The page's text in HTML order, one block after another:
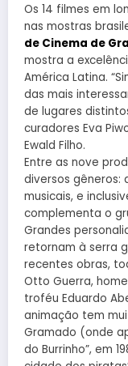
Os 14 filmes em
nas mostras
de Cinema de
mostra a
América Latina.
das mais
de lugares
curadores Eva
Ewald Filho.
Entre as nove
diversos gêneros:
musicais, e
complementa o
Grandes
retornam à serra
recentes obras,
Otto Guerra,
troféu Eduardo
animação tem
Gramado (onde
do Burrinho”, em